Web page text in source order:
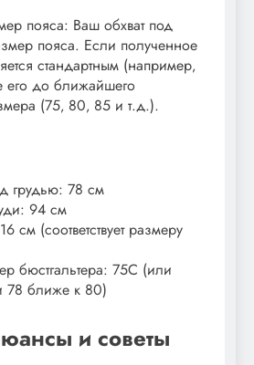
пояса: Ваш обхват под
пояса. Если полученное
стандартным (например‚
его до ближайшего
(75‚ 80‚ 85 и т.д.).
грудью: 78 см
94 см
см (соответствует размеру
бюстгальтера: 75C (или
78 ближе к 80)
и советы